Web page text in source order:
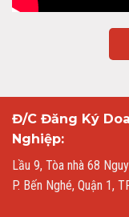
Đ/C Đăng Ký
Nghiệp:
Lầu 9, Tòa nhà 68
P. Bến Nghé, Quận 1,